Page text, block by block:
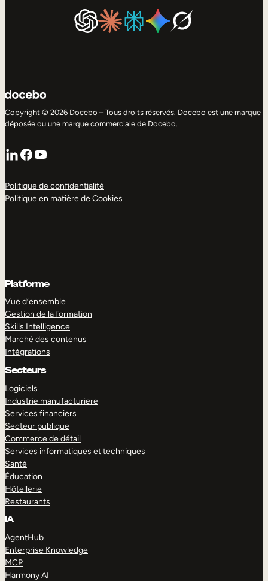
Copyright © 2026 Docebo – Tous droits réservés. Docebo est une marque
déposée ou une marque commerciale de Docebo.
LinkedIn
Facebook
YouTube
Politique de confidentialité
Politique en matière de Cookies
Platforme
Vue d’ensemble
Gestion de la formation
Skills Intelligence
Marché des contenus
Intégrations
Secteurs
Logiciels
Industrie manufacturiere
Services financiers
Secteur publique
Commerce de détail
Services informatiques et techniques
Santé
Éducation
Hôtellerie
Restaurants
IA
AgentHub
Enterprise Knowledge
MCP
Harmony AI